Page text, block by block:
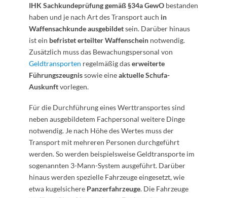
IHK Sachkundeprüfung gemäß §34a GewObestanden
haben und je nach Art des Transport auch in
Waffensachkunde ausgebildetsein. Darüber hinaus
ist ein befristet erteilter Waffenscheinnotwendig.
Zusätzlich muss das Bewachungspersonal von
Geldtransporten regelmäßig daserweiterte
Führungszeugnissowie eineaktuelle Schufa-
Auskunftvorlegen.
Für die Durchführung eines Werttransportes sind
neben ausgebildetem Fachpersonal weitere Dinge
notwendig. Je nach Höhe des Wertes muss der
Transport mit mehreren Personen durchgeführt
werden. So werden beispielsweise Geldtransporte im
sogenannten 3-Mann-System ausgeführt. Darüber
hinaus werden spezielle Fahrzeuge eingesetzt, wie
etwa kugelsichere Panzerfahrzeuge. Die Fahrzeuge